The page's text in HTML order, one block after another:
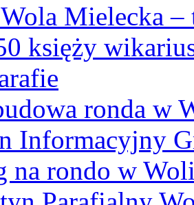
Mielecka
księży
ronda w
Informacyjny
na rondo w